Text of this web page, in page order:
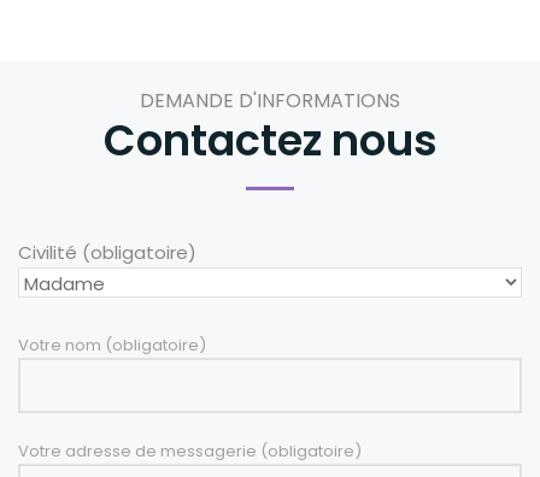
DEMANDE D'INFORMATIONS
Contactez nous
Civilité (obligatoire)
Votre nom (obligatoire)
Votre adresse de messagerie (obligatoire)